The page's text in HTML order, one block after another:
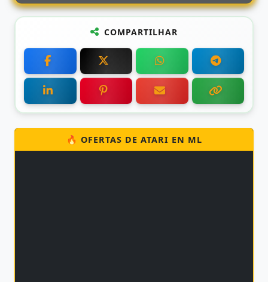
COMPARTILHAR
🔥 OFERTAS DE ATARI EN ML